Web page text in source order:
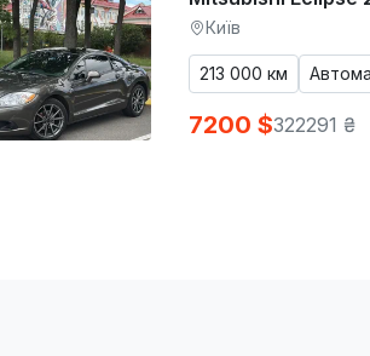
Київ
213 000 км
7200 $322291 ₴